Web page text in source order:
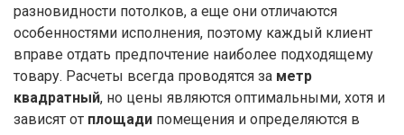
разновидности потолков, а еще они отличаются
особенностями исполнения, поэтому каждый клиент
вправе отдать предпочтение наиболее подходящему
товару. Расчеты всегда проводятся за метр
квадратный, но цены являются оптимальными, хотя и
зависят от площади помещения и определяются в